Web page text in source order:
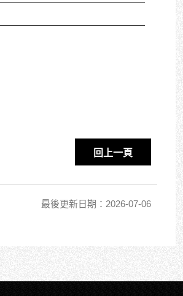
回上一頁
最後更新日期：2026-07-06